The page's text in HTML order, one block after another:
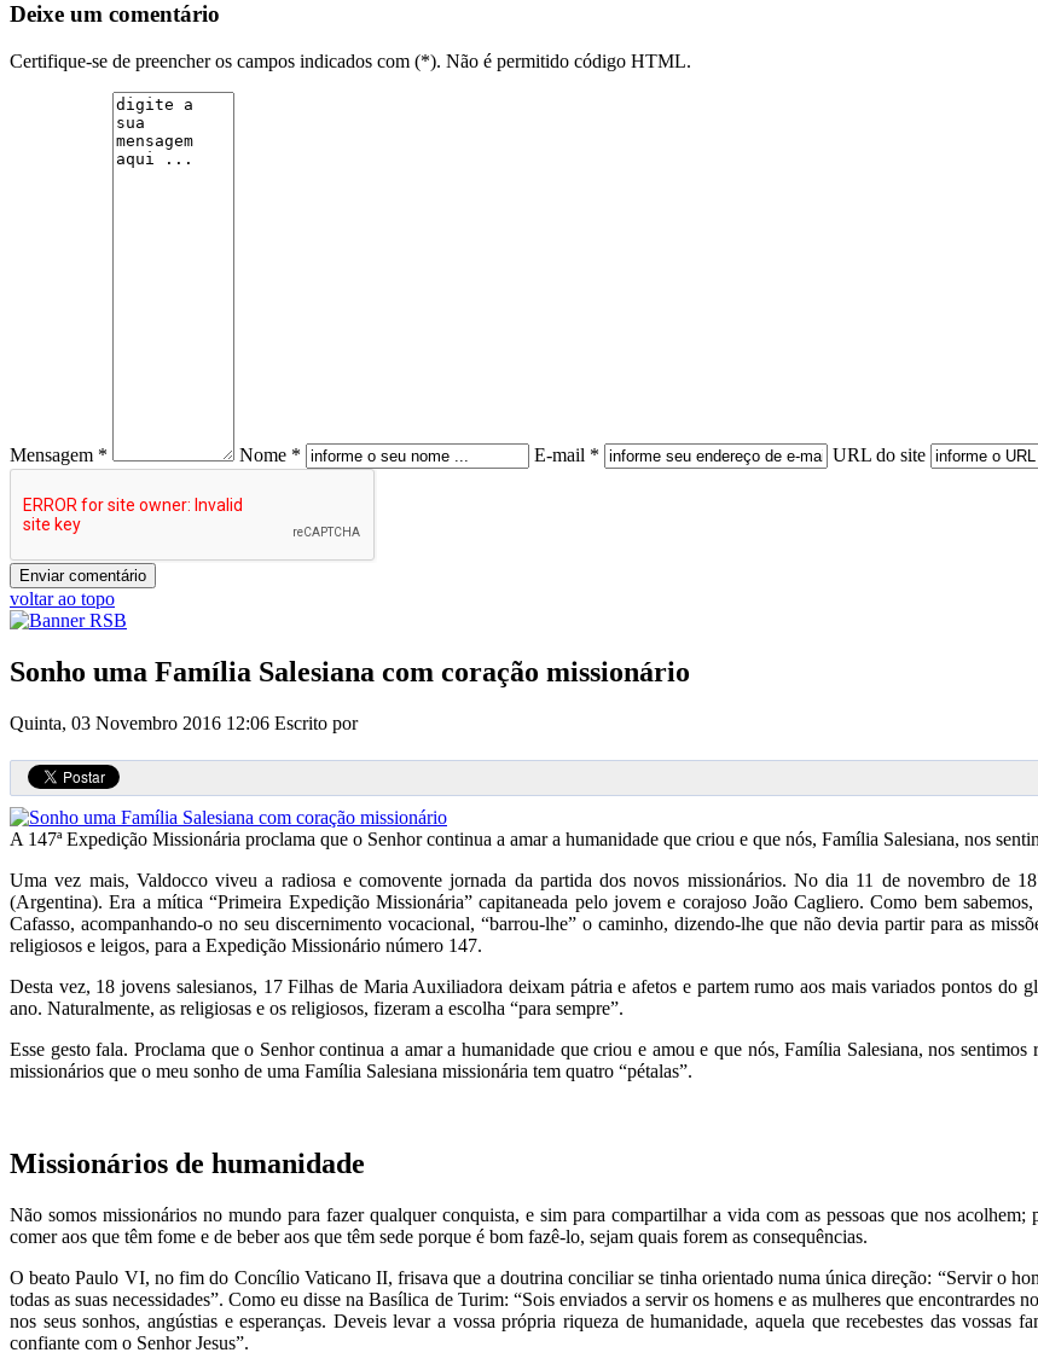
Deixe um comentário
Certifique-se de preencher os campos indicados com (*). Não é permitido código HTML.
Mensagem * Nome * E-mail * URL do site
voltar ao topo
Sonho uma Família Salesiana com coração missionário
Quinta, 03 Novembro 2016 12:06 Escrito por
A 147ª Expedição Missionária proclama que o Senhor continua a amar a humanidade que criou e que nós, Família Salesiana, nos
Uma vez mais, Valdocco viveu a radiosa e comovente jornada da partida dos novos missionários. No dia 11 de novembro de
(Argentina). Era a mítica “Primeira Expedição Missionária” capitaneada pelo jovem e corajoso João Cagliero. Como bem
Cafasso, acompanhando-o no seu discernimento vocacional, “barrou-lhe” o caminho, dizendo-lhe que não devia partir para as
religiosos e leigos, para a Expedição Missionário número 147.
Desta vez, 18 jovens salesianos, 17 Filhas de Maria Auxiliadora deixam pátria e afetos e partem rumo aos mais variados pontos do
ano. Naturalmente, as religiosas e os religiosos, fizeram a escolha “para sempre”.
Esse gesto fala. Proclama que o Senhor continua a amar a humanidade que criou e amou e que nós, Família Salesiana, nos
missionários que o meu sonho de uma Família Salesiana missionária tem quatro “pétalas”.
Missionários de humanidade
Não somos missionários no mundo para fazer qualquer conquista, e sim para compartilhar a vida com as pessoas que nos acolhem;
comer aos que têm fome e de beber aos que têm sede porque é bom fazê-lo, sejam quais forem as consequências.
O beato Paulo VI, no fim do Concílio Vaticano II, frisava que a doutrina conciliar se tinha orientado numa única direção: “Servir o
todas as suas necessidades”. Como eu disse na Basílica de Turim: “Sois enviados a servir os homens e as mulheres que encontrardes
nos seus sonhos, angústias e esperanças. Deveis levar a vossa própria riqueza de humanidade, aquela que recebestes das vossas
confiante com o Senhor Jesus”.